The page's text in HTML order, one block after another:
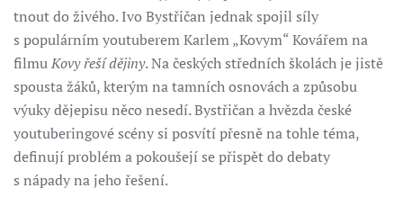
tnout do živého. Ivo Bystřičan jednak spojil síly
s populárním youtuberem Karlem „Kovym“ Kovářem na
filmuKovy řeší dějiny. Na českých středních školách je jistě
spousta žáků, kterým na tamních osnovách a způsobu
výuky dějepisu něco nesedí. Bystřičan a hvězda české
youtuberingové scény si posvítí přesně na tohle téma,
definují problém a pokoušejí se přispět do debaty
s nápady na jeho řešení.